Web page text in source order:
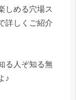
しめる穴場ス
詳しくご紹介
る人ぞ知る無
♪